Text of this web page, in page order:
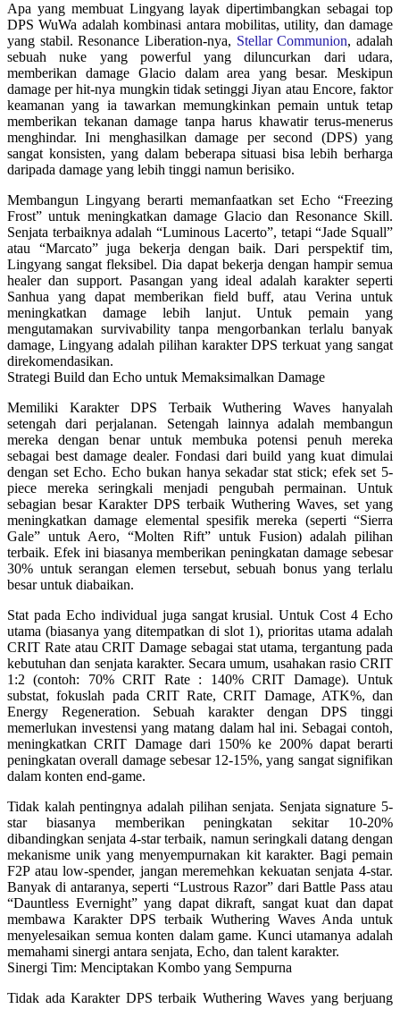
Apa yang membuat Lingyang layak dipertimbangkan sebagai top
DPS WuWa adalah kombinasi antara mobilitas, utility, dan damage
yang stabil. Resonance Liberation-nya, Stellar Communion, adalah
sebuah nuke yang powerful yang diluncurkan dari udara,
memberikan damage Glacio dalam area yang besar. Meskipun
damage per hit-nya mungkin tidak setinggi Jiyan atau Encore, faktor
keamanan yang ia tawarkan memungkinkan pemain untuk tetap
memberikan tekanan damage tanpa harus khawatir terus-menerus
menghindar. Ini menghasilkan damage per second (DPS) yang
sangat konsisten, yang dalam beberapa situasi bisa lebih berharga
daripada damage yang lebih tinggi namun berisiko.
Membangun Lingyang berarti memanfaatkan set Echo “Freezing
Frost” untuk meningkatkan damage Glacio dan Resonance Skill.
Senjata terbaiknya adalah “Luminous Lacerto”, tetapi “Jade Squall”
atau “Marcato” juga bekerja dengan baik. Dari perspektif tim,
Lingyang sangat fleksibel. Dia dapat bekerja dengan hampir semua
healer dan support. Pasangan yang ideal adalah karakter seperti
Sanhua yang dapat memberikan field buff, atau Verina untuk
meningkatkan damage lebih lanjut. Untuk pemain yang
mengutamakan survivability tanpa mengorbankan terlalu banyak
damage, Lingyang adalah pilihan karakter DPS terkuat yang sangat
direkomendasikan.
Strategi Build dan Echo untuk Memaksimalkan Damage
Memiliki Karakter DPS Terbaik Wuthering Waves hanyalah
setengah dari perjalanan. Setengah lainnya adalah membangun
mereka dengan benar untuk membuka potensi penuh mereka
sebagai best damage dealer. Fondasi dari build yang kuat dimulai
dengan set Echo. Echo bukan hanya sekadar stat stick; efek set 5-
piece mereka seringkali menjadi pengubah permainan. Untuk
sebagian besar Karakter DPS terbaik Wuthering Waves, set yang
meningkatkan damage elemental spesifik mereka (seperti “Sierra
Gale” untuk Aero, “Molten Rift” untuk Fusion) adalah pilihan
terbaik. Efek ini biasanya memberikan peningkatan damage sebesar
30% untuk serangan elemen tersebut, sebuah bonus yang terlalu
besar untuk diabaikan.
Stat pada Echo individual juga sangat krusial. Untuk Cost 4 Echo
utama (biasanya yang ditempatkan di slot 1), prioritas utama adalah
CRIT Rate atau CRIT Damage sebagai stat utama, tergantung pada
kebutuhan dan senjata karakter. Secara umum, usahakan rasio CRIT
1:2 (contoh: 70% CRIT Rate : 140% CRIT Damage). Untuk
substat, fokuslah pada CRIT Rate, CRIT Damage, ATK%, dan
Energy Regeneration. Sebuah karakter dengan DPS tinggi
memerlukan investensi yang matang dalam hal ini. Sebagai contoh,
meningkatkan CRIT Damage dari 150% ke 200% dapat berarti
peningkatan overall damage sebesar 12-15%, yang sangat signifikan
dalam konten end-game.
Tidak kalah pentingnya adalah pilihan senjata. Senjata signature 5-
star biasanya memberikan peningkatan sekitar 10-20%
dibandingkan senjata 4-star terbaik, namun seringkali datang dengan
mekanisme unik yang menyempurnakan kit karakter. Bagi pemain
F2P atau low-spender, jangan meremehkan kekuatan senjata 4-star.
Banyak di antaranya, seperti “Lustrous Razor” dari Battle Pass atau
“Dauntless Evernight” yang dapat dikraft, sangat kuat dan dapat
membawa Karakter DPS terbaik Wuthering Waves Anda untuk
menyelesaikan semua konten dalam game. Kunci utamanya adalah
memahami sinergi antara senjata, Echo, dan talent karakter.
Sinergi Tim: Menciptakan Kombo yang Sempurna
Tidak ada Karakter DPS terbaik Wuthering Waves yang berjuang